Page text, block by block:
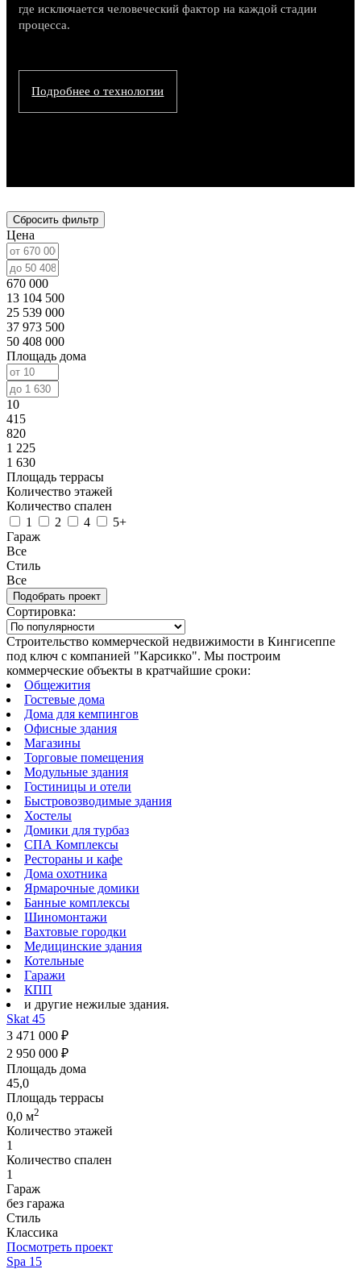
где исключается человеческий фактор на каждой стадии
процесса.
Подробнее о технологии
Сбросить фильтр
Цена
670 000
13 104 500
25 539 000
37 973 500
50 408 000
Площадь дома
10
415
820
1 225
1 630
Площадь террасы
Количество этажей
Количество спален
1
2 4
5+
Гараж
Все
Стиль
Все
Сортировка:
Строительство коммерческой недвижимости в Кингисеппе
под ключ с компанией "Карсикко". Мы построим
коммерческие объекты в кратчайшие сроки:
Общежития
Гостевые дома
Дома для кемпингов
Офисные здания
Магазины
Торговые помещения
Модульные здания
Гостиницы и отели
Быстровозводимые здания
Хостелы
Домики для турбаз
СПА Комплексы
Рестораны и кафе
Дома охотника
Ярмарочные домики
Банные комплексы
Шиномонтажи
Вахтовые городки
Медицинские здания
Котельные
Гаражи
КПП
и другие нежилые здания.
Skat 45
3 471 000 ₽
2 950 000 ₽
Площадь дома
45,0
Площадь террасы
0,0 м2
Количество этажей
1
Количество спален
1
Гараж
без гаража
Стиль
Классика
Посмотреть проект
Spa 15